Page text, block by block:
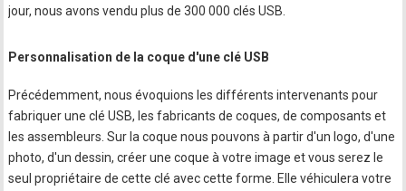
jour, nous avons vendu plus de 300 000 clés USB.
Personnalisation de la coque d'une clé USB
Précédemment, nous évoquions les différents intervenants pour
fabriquer une clé USB, les fabricants de coques, de composants et
les assembleurs. Sur la coque nous pouvons à partir d'un logo, d'une
photo, d'un dessin, créer une coque à votre image et vous serez le
seul propriétaire de cette clé avec cette forme. Elle véhiculera votre